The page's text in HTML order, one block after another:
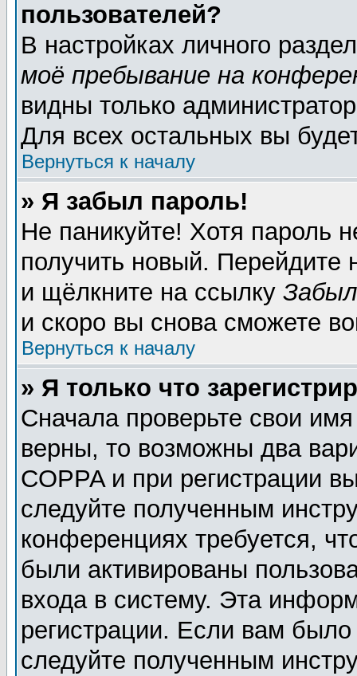
пользователей?
В настройках личного
моё пребывание на
видны только
Для всех остальных вы
Вернуться к началу
» Я забыл пароль!
Не паникуйте! Хотя пароль
получить новый. Перейдите
и щёлкните на ссылку
и скоро вы снова сможете
Вернуться к началу
» Я только что
Сначала проверьте свои
верны, то возможны два
COPPA и при регистрации
следуйте полученным
конференциях требуется,
были активированы
входа в систему. Эта
регистрации. Если вам
следуйте полученным